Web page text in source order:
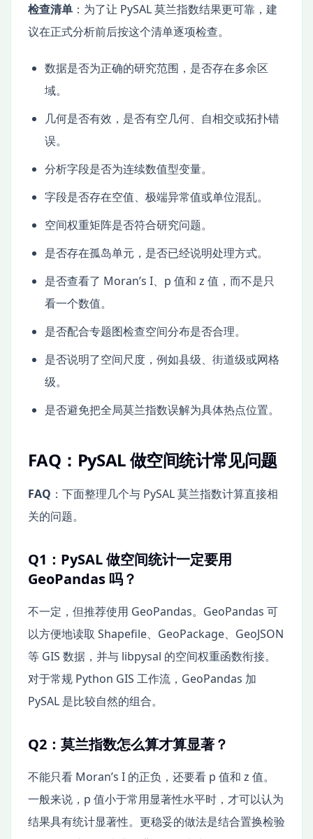
检查清单 ：为了让 PySAL 莫兰指数结果更可靠，建
议在正式分析前后按这个清单逐项检查。
数据是否为正确的研究范围，是否存在多余区
域。
几何是否有效，是否有空几何、自相交或拓扑错
误。
分析字段是否为连续数值型变量。
字段是否存在空值、极端异常值或单位混乱。
空间权重矩阵是否符合研究问题。
是否存在孤岛单元，是否已经说明处理方式。
是否查看了 Moran’s I、p 值和 z 值，而不是只
看一个数值。
是否配合专题图检查空间分布是否合理。
是否说明了空间尺度，例如县级、街道级或网格
级。
是否避免把全局莫兰指数误解为具体热点位置。
FAQ：PySAL 做空间统计常见问题
FAQ ：下面整理几个与 PySAL 莫兰指数计算直接相
关的问题。
Q1：PySAL 做空间统计一定要用
GeoPandas 吗？
不一定，但推荐使用 GeoPandas。GeoPandas 可
以方便地读取 Shapefile、GeoPackage、GeoJSON
等 GIS 数据，并与 libpysal 的空间权重函数衔接。
对于常规 Python GIS 工作流，GeoPandas 加
PySAL 是比较自然的组合。
Q2：莫兰指数怎么算才算显著？
不能只看 Moran’s I 的正负，还要看 p 值和 z 值。
一般来说，p 值小于常用显著性水平时，才可以认为
结果具有统计显著性。更稳妥的做法是结合置换检验